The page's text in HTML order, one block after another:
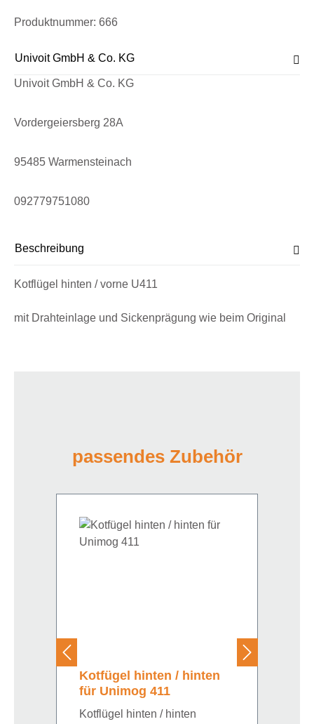
Produktnummer: 666
Univoit GmbH & Co. KG
Univoit GmbH & Co. KG
Vordergeiersberg 28A
95485 Warmensteinach
092779751080
Beschreibung
Kotflügel hinten / vorne U411
mit Drahteinlage und Sickenprägung wie beim Original
Produktgalerie überspringen
passendes Zubehör
Kotfügel hinten / hinten
für Unimog 411
Kotflügel hinten / hinten